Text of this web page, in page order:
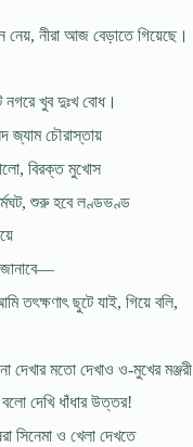
নীরা আজ বেড়াতে গিয়েছে।
খুব দুঃখ বোধ।
জ্যাম চৌরাস্তায়
বিরক্ত মুখোস
শুরু হবে লণ্ডভণ্ড
তৎক্ষণাৎ ছুটে যাই, গিয়ে বলি,
দেখার মতো দেখাও ও-মুখের মঞ্জরী
দেখি ধাঁধার উত্তর!
সিনেমা ও খেলা দেখতে